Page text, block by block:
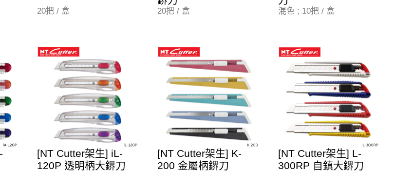
20把 / 盒 20把 / 盒 混色 ; 10把 / 盒
[NT Cutter架生] iL-
120P 透明柄大鎅刀
[NT Cutter架生] K-
200 金屬柄鎅刀
[NT Cutter架生] L-
300RP 自鎮大鎅刀